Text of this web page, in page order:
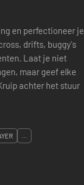
en perfectioneer je
drifts, buggy's
niet
maar geef elke
achter het stuur
...